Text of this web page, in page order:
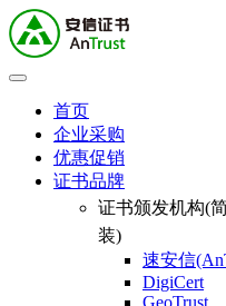
首页
企业采购
优惠促销
证书品牌
证书颁发机构(
装)
速安信
DigiCert
GeoTrust